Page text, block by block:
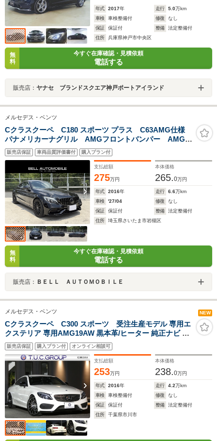
年式 2017年 走行 5.0万km
車検
車検整備付 修復
なし
保証
保証付 整備
法定整備付
住所
兵庫県神戸市中央区
無
料
今すぐ在庫確認・見積依頼
電話する
販売店： ヤナセ ブランドスクエア神戸ポートアイランド
メルセデス・ベンツ
Cクラスクーペ C180 スポーツ プラス C63AMG仕様
パナメリカーナグリル AMGフロントバンパー AMGリ
アバンパー ディーラーメンテナンス レザーシート
ナビ バックカメラ ドラレコ
販売店保証 車両品質評価書付 購入プラン付
支払総額
275万円
本体価格
265.0万円
年式 2016年 走行 6.6万km
車検
'27/04 修復
なし
保証
保証付 整備
法定整備付
住所
埼玉県さいたま市岩槻区
無
料
今すぐ在庫確認・見積依頼
電話する
販売店： ＢＥＬＬ ＡＵＴＯＭＯＢＩＬＥ
メルセデス・ベンツ NEW
Cクラスクーペ C300 スポーツ 受注生産モデル 専用エ
クステリア 専用AMG19AW 黒本革/ヒーター 純正ナビ 地
デジ Bカメラ 前後ドラレコ ダイナミックセレクト パドル
シフト キーレスゴー レーダーセーフティPKG トランク
スルー LEDライト 2年保証付
販売店保証 購入プラン付 オンライン相談可
支払総額
253万円
本体価格
238.0万円
年式 2016年 走行 4.2万km
車検
車検整備付 修復
なし
保証
保証付 整備
法定整備付
住所
千葉県市川市